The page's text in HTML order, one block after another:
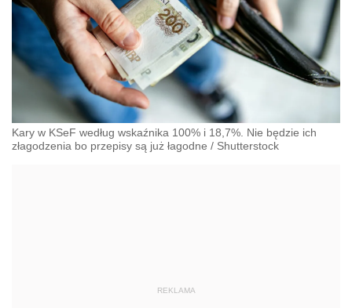
Kary w KSeF według wskaźnika 100% i 18,7%. Nie będzie ich
złagodzenia bo przepisy są już łagodne / Shutterstock